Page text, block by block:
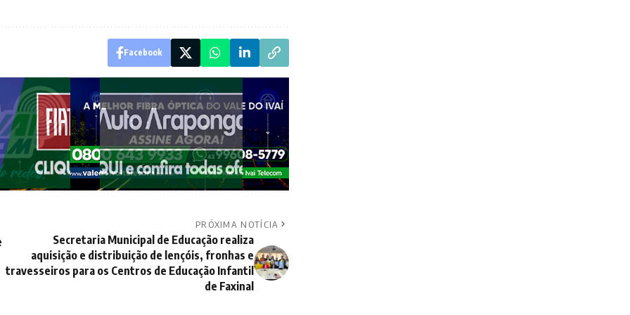
Facebook
PRÓXIMA NOTÍCIA
Secretaria Municipal de Educação realiza
aquisição e distribuição de lençóis, fronhas e
travesseiros para os Centros de Educação Infantil
de Faxinal